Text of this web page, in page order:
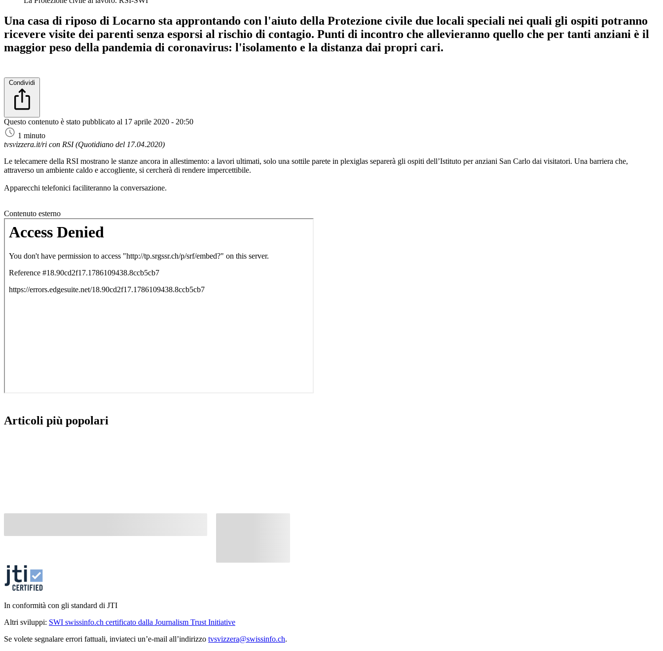
Una casa di riposo di Locarno sta approntando con l'aiuto della Protezione civile due locali speciali nei quali gli ospiti potranno
ricevere visite dei parenti senza esporsi al rischio di contagio. Punti di incontro che allevieranno quello che per tanti anziani è il
maggior peso della pandemia di coronavirus: l'isolamento e la distanza dai propri cari.
Condividi
Questo contenuto è stato pubblicato al 17 aprile 2020 - 20:50
1 minuto
tvsvizzera.it/ri con RSI (Quotidiano del 17.04.2020)
Le telecamere della RSI mostrano le stanze ancora in allestimento: a lavori ultimati, solo una sottile parete in plexiglas separerà gli ospiti dell’Istituto per anziani San Carlo dai visitatori. Una barriera che,
attraverso un ambiente caldo e accogliente, si cercherà di rendere impercettibile.
Apparecchi telefonici faciliteranno la conversazione.
Contenuto esterno
Articoli più popolari
In conformità con gli standard di JTI
Altri sviluppi: SWI swissinfo.ch certificato dalla Journalism Trust Initiative
Se volete segnalare errori fattuali, inviateci un’e-mail all’indirizzo tvsvizzera@swissinfo.ch.